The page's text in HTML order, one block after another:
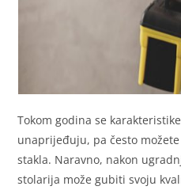
Tokom godina se
unaprijeđuju, pa često
stakla. Naravno, nakon
stolarija može gubiti svoju